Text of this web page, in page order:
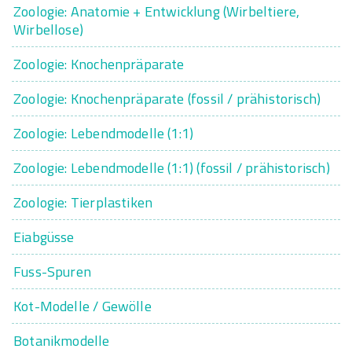
Zoologie: Anatomie + Entwicklung (Wirbeltiere,
Wirbellose)
Zoologie: Knochenpräparate
Zoologie: Knochenpräparate (fossil / prähistorisch)
Zoologie: Lebendmodelle (1:1)
Zoologie: Lebendmodelle (1:1) (fossil / prähistorisch)
Zoologie: Tierplastiken
Eiabgüsse
Fuss-Spuren
Kot-Modelle / Gewölle
Botanikmodelle